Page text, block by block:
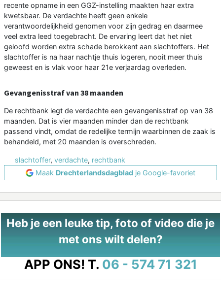
recente opname in een GGZ-instelling maakten haar extra
kwetsbaar. De verdachte heeft geen enkele
verantwoordelijkheid genomen voor zijn gedrag en daarmee
veel extra leed toegebracht. De ervaring leert dat het niet
geloofd worden extra schade berokkent aan slachtoffers. Het
slachtoffer is na haar nachtje thuis logeren, nooit meer thuis
geweest en is vlak voor haar 21e verjaardag overleden.
Gevangenisstraf van 38 maanden
De rechtbank legt de verdachte een gevangenisstraf op van 38
maanden. Dat is vier maanden minder dan de rechtbank
passend vindt, omdat de redelijke termijn waarbinnen de zaak is
behandeld, met 20 maanden is overschreden.
slachtoffer, verdachte, rechtbank
Maak Drechterlandsdagblad je Google-favoriet
Heb je een leuke tip, foto of video die je
met ons wilt delen?
APP ONS! T. 06 - 574 71 321